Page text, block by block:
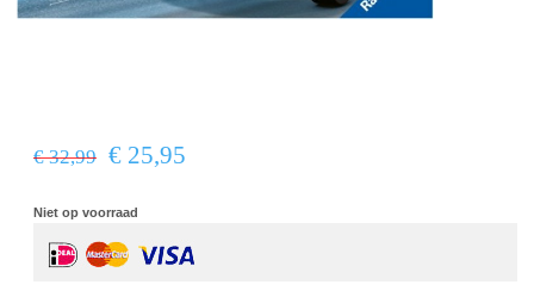
€ 32,99 € 25,95
Niet op voorraad